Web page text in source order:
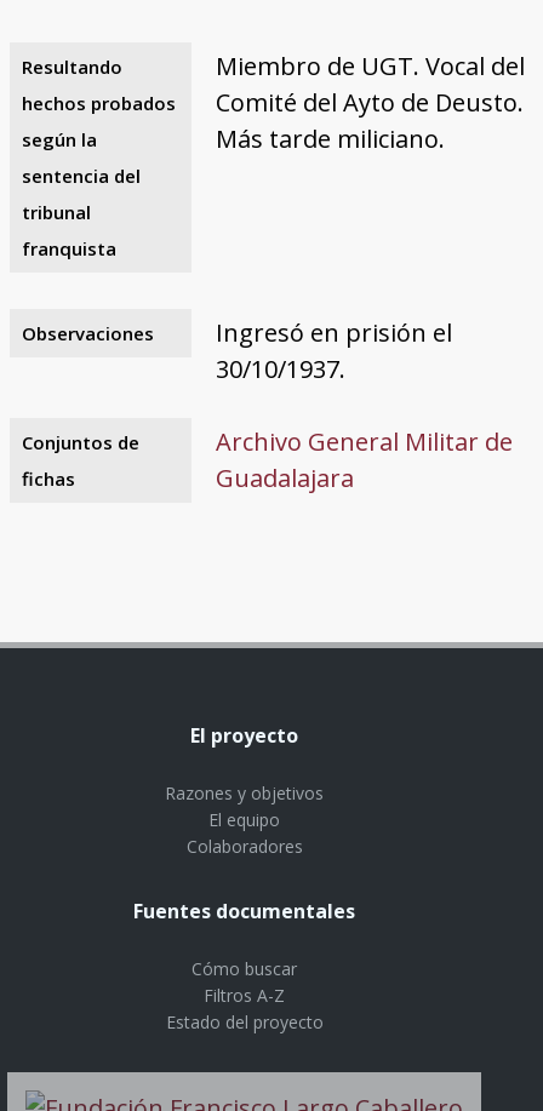
Resultando
hechos probados
según la
sentencia del
tribunal
franquista
Miembro de UGT. Vocal del
Comité del Ayto de Deusto.
Más tarde miliciano.
Observaciones
Ingresó en prisión el
30/10/1937.
Conjuntos de
fichas
Archivo General Militar de
Guadalajara
El proyecto
Razones y objetivos
El equipo
Colaboradores
Fuentes documentales
Cómo buscar
Filtros A-Z
Estado del proyecto